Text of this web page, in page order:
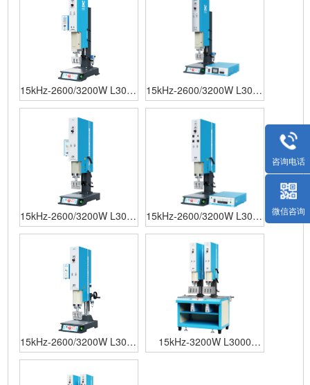
15kHz-2600/3200W L3000
ES 数字 灵科超声波焊接机
（方立柱）
15kHz-2600/3200W L3000
ES 模拟 灵科超声波焊接机
（方立柱）
15kHz-2600/3200W L3000
Standard 数字 灵科超声波
焊接机
15kHz-2600/3200W L3000
Standard 模拟 灵科超声波
焊接机
15kHz-2600/3200W L3000
Standard 数字 灵科超声波
15kHz-3200W L3000
Standard 数字 多头机
咨询电话
微信咨询